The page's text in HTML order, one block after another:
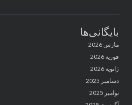
بایگانی‌ها
مارس 2026
فوریه 2026
ژانویه 2026
دسامبر 2025
نوامبر 2025